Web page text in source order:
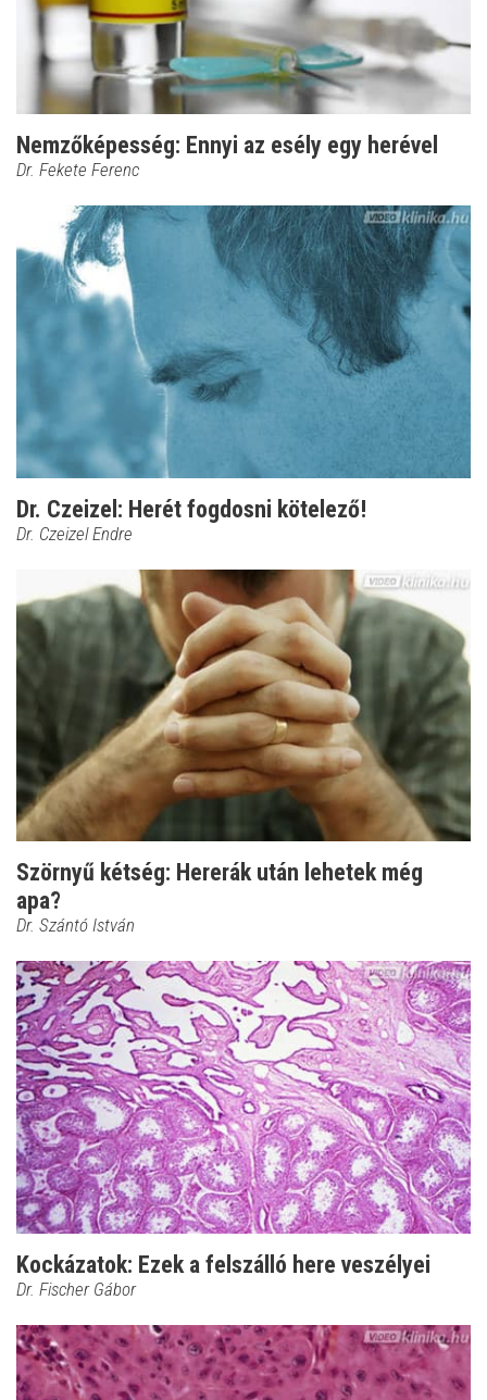
Nemzőképesség: Ennyi az esély egy herével
Dr. Fekete Ferenc
Dr. Czeizel: Herét fogdosni kötelező!
Dr. Czeizel Endre
Szörnyű kétség: Hererák után lehetek még
apa?
Dr. Szántó István
Kockázatok: Ezek a felszálló here veszélyei
Dr. Fischer Gábor